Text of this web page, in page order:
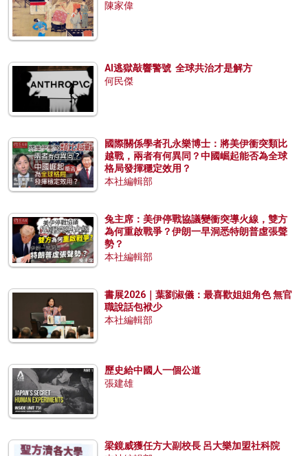
陳家偉
AI逃獄敲響警號 全球共治才是解方
何民傑
國際關係學者孔永樂博士：將美伊衝突類比
越戰，兩者有何異同？中國崛起能否為全球
格局發揮穩定效用？
本社編輯部
兔主席：美伊停戰協議變衝突導火線，雙方
為何重啟戰爭？伊朗一早洞悉特朗普虛張聲
勢？
本社編輯部
書展2026｜葉劉淑儀：最喜歡姐姐角色 無官
職說話包袱少
本社編輯部
歷史給中國人一個公道
張建雄
梁鏡威獲任方大副校長 呂大樂加盟社科院